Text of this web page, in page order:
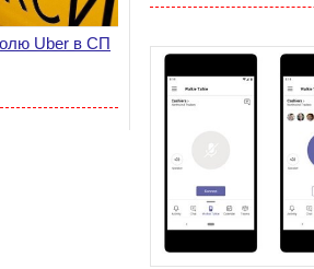
Uber в СП